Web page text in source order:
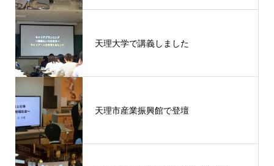
天理大学で講義しました
天理市産業振興館で登壇